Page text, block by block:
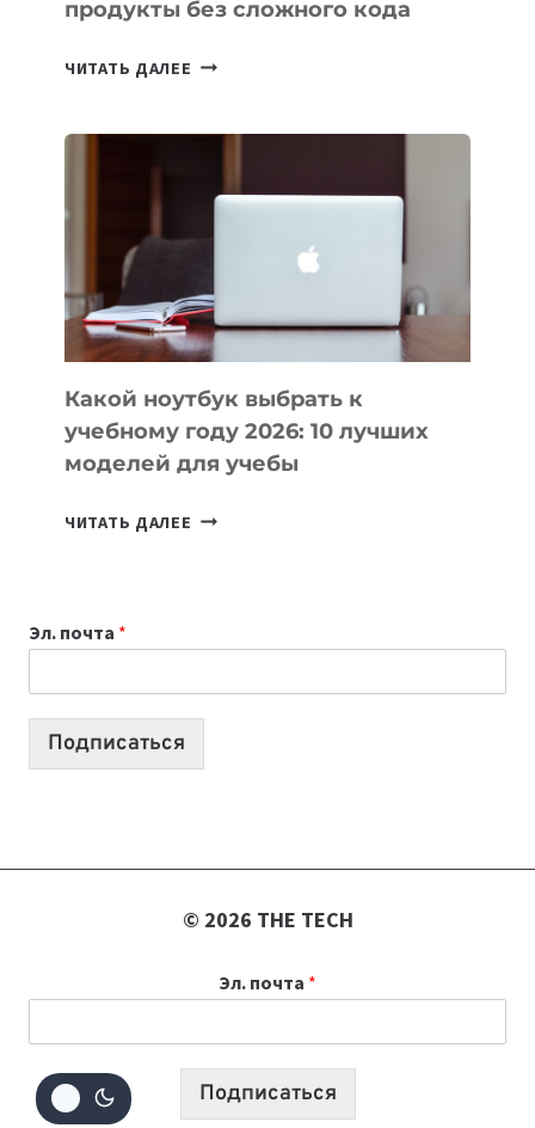
продукты без сложного кода
ЧИТАТЬ ДАЛЕЕ 7
ПОМОГАЮТ
СОЗДАВАТЬ
БЕЗ
СЛОЖНОГО
КОДА
Какой ноутбук выбрать к
учебному году 2026: 10 лучших
моделей для учебы
ЧИТАТЬ ДАЛЕЕ КАКОЙ
2026:
10
Эл. почта *
Подписаться
© 2026 THE TECH
Эл. почта *
Подписаться